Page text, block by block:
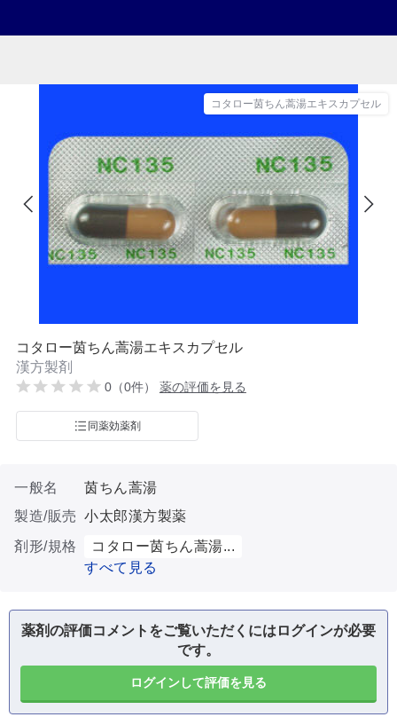
コタロー茵ちん蒿湯エキスカプセル
コタロー茵ちん蒿湯エキスカプセル
漢方製剤
0（0件） 薬の評価を見る
同薬効薬剤
一般名
茵ちん蒿湯
製造/販売 小太郎漢方製薬
剤形/規格
コタロー茵ちん蒿湯...
すべて見る
薬剤の評価コメントをご覧いただくにはログインが必要
です。
ログインして評価を見る